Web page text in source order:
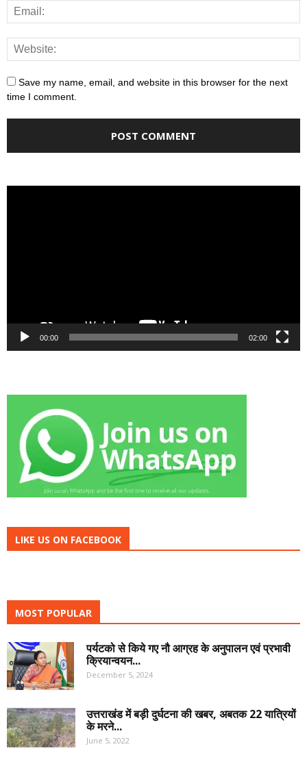
Save my name, email, and website in this browser for the next
time I comment.
00:00 02:00
LIKE US ON FACEBOOK
MOST POPULAR
पर्यटको से किये गए नौ आग्रह के अनुपालन एवं प्रभावी
क्रियान्वयन...
December 5, 2024
उत्तराखंड में बड़ी दुर्घटना की खबर, अबतक 22 यात्रियों
के मरने...
June 5, 2022